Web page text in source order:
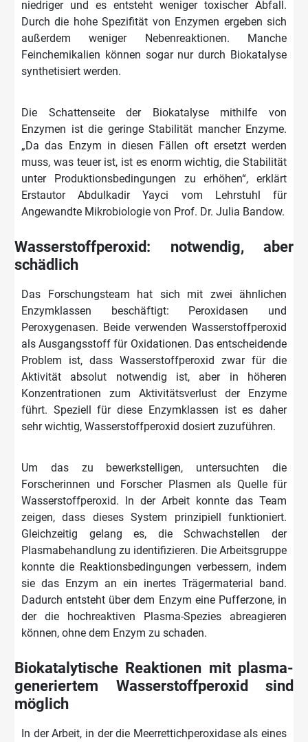
niedriger und es entsteht weniger toxischer Abfall.
Durch die hohe Spezifität von Enzymen ergeben sich
außerdem weniger Nebenreaktionen. Manche
Feinchemikalien können sogar nur durch Biokatalyse
synthetisiert werden.
Die Schattenseite der Biokatalyse mithilfe von
Enzymen ist die geringe Stabilität mancher Enzyme.
„Da das Enzym in diesen Fällen oft ersetzt werden
muss, was teuer ist, ist es enorm wichtig, die Stabilität
unter Produktionsbedingungen zu erhöhen“, erklärt
Erstautor Abdulkadir Yayci vom Lehrstuhl für
Angewandte Mikrobiologie von Prof. Dr. Julia Bandow.
Wasserstoffperoxid: notwendig, aber
schädlich
Das Forschungsteam hat sich mit zwei ähnlichen
Enzymklassen beschäftigt: Peroxidasen und
Peroxygenasen. Beide verwenden Wasserstoffperoxid
als Ausgangsstoff für Oxidationen. Das entscheidende
Problem ist, dass Wasserstoffperoxid zwar für die
Aktivität absolut notwendig ist, aber in höheren
Konzentrationen zum Aktivitätsverlust der Enzyme
führt. Speziell für diese Enzymklassen ist es daher
sehr wichtig, Wasserstoffperoxid dosiert zuzuführen.
Um das zu bewerkstelligen, untersuchten die
Forscherinnen und Forscher Plasmen als Quelle für
Wasserstoffperoxid. In der Arbeit konnte das Team
zeigen, dass dieses System prinzipiell funktioniert.
Gleichzeitig gelang es, die Schwachstellen der
Plasmabehandlung zu identifizieren. Die Arbeitsgruppe
konnte die Reaktionsbedingungen verbessern, indem
sie das Enzym an ein inertes Trägermaterial band.
Dadurch entsteht über dem Enzym eine Pufferzone, in
der die hochreaktiven Plasma-Spezies abreagieren
können, ohne dem Enzym zu schaden.
Biokatalytische Reaktionen mit plasma-
generiertem Wasserstoffperoxid sind
möglich
In der Arbeit, in der die Meerrettichperoxidase als eines